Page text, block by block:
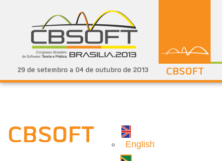
CBSOFT
CBSOFT English